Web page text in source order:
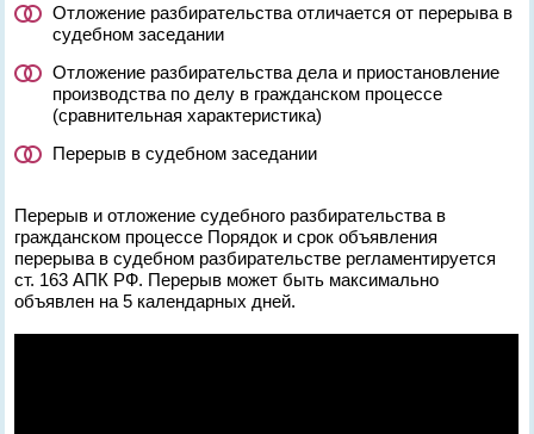
Отложение разбирательства отличается от перерыва в
судебном заседании
Отложение разбирательства дела и приостановление
производства по делу в гражданском процессе
(сравнительная характеристика)
Перерыв в судебном заседании
Перерыв и отложение судебного разбирательства в
гражданском процессе Порядок и срок объявления
перерыва в судебном разбирательстве регламентируется
ст. 163 АПК РФ. Перерыв может быть максимально
объявлен на 5 календарных дней.